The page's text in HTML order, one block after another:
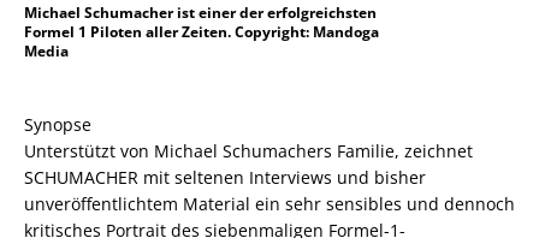
Michael Schumacher ist einer der erfolgreichsten
Formel 1 Piloten aller Zeiten. Copyright: Mandoga
Media
Synopse
Unterstützt von Michael Schumachers Familie, zeichnet
SCHUMACHER mit seltenen Interviews und bisher
unveröffentlichtem Material ein sehr sensibles und dennoch
kritisches Portrait des siebenmaligen Formel-1-